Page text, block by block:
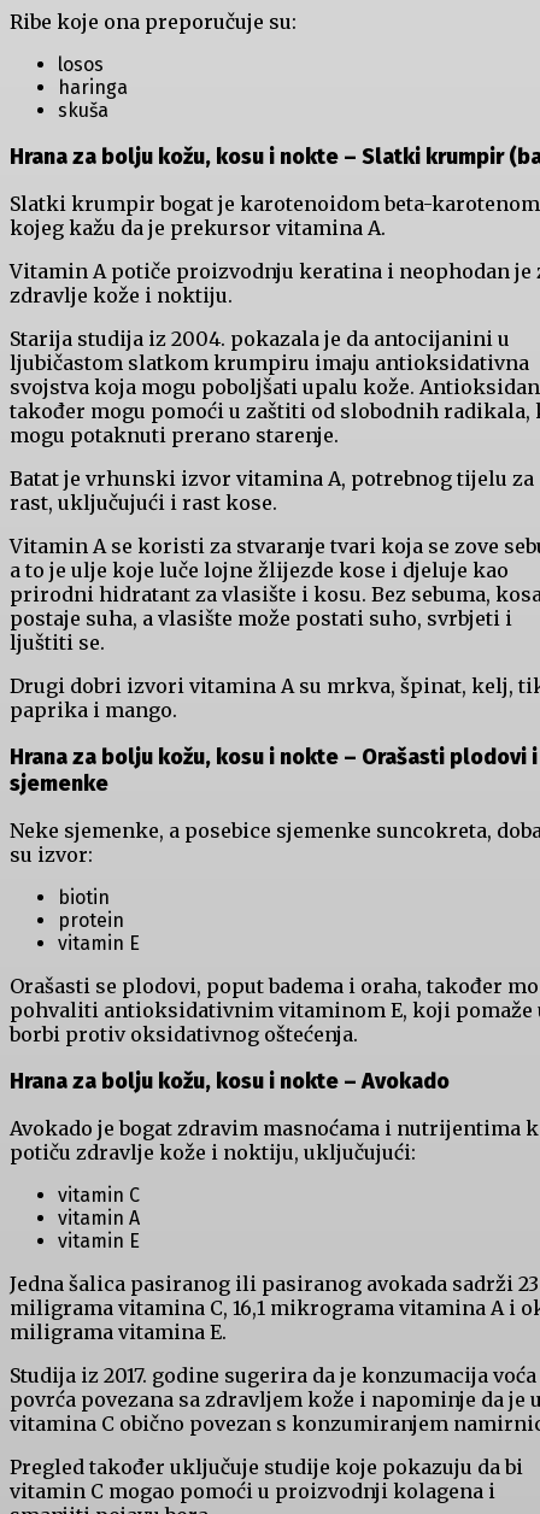
Ribe koje ona preporučuje su:
losos
haringa
skuša
Hrana za bolju kožu, kosu i nokte – Slatki krumpir
Slatki krumpir bogat je karotenoidom beta-
kojeg kažu da je prekursor vitamina A.
Vitamin A potiče proizvodnju keratina i neophodan je
zdravlje kože i noktiju.
Starija studija iz 2004. pokazala je da antocijanini u
ljubičastom slatkom krumpiru imaju antioksidativna
svojstva koja mogu poboljšati upalu kože.
također mogu pomoći u zaštiti od slobodnih radikala,
mogu potaknuti prerano starenje.
Batat je vrhunski izvor vitamina A, potrebnog tijelu za
rast, uključujući i rast kose.
Vitamin A se koristi za stvaranje tvari koja se zove
a to je ulje koje luče lojne žlijezde kose i djeluje kao
prirodni hidratant za vlasište i kosu. Bez sebuma,
postaje suha, a vlasište može postati suho, svrbjeti i
ljuštiti se.
Drugi dobri izvori vitamina A su mrkva, špinat, kelj,
paprika i mango.
Hrana za bolju kožu, kosu i nokte – Orašasti plodovi i
sjemenke
Neke sjemenke, a posebice sjemenke suncokreta,
su izvor:
biotin
protein
vitamin E
Orašasti se plodovi, poput badema i oraha, također
pohvaliti antioksidativnim vitaminom E, koji pomaže
borbi protiv oksidativnog oštećenja.
Hrana za bolju kožu, kosu i nokte –Avokado
Avokado je bogat zdravim masnoćama i nutrijentima
potiču zdravlje kože i noktiju, uključujući:
vitamin C
vitamin A
vitamin E
Jedna šalica pasiranog ili pasiranog avokada sadrži 23
miligrama vitamina C, 16,1 mikrograma vitamina A i
miligrama vitamina E.
Studija iz 2017. godine sugerira da je konzumacija
povrća povezana sa zdravljem kože i napominje da je
vitamina C obično povezan s konzumiranjem
Pregled također uključuje studije koje pokazuju da bi
vitamin C mogao pomoći u proizvodnji kolagena i